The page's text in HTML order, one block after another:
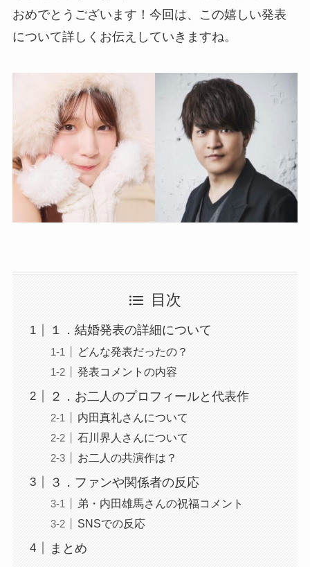
おめでとうございます！今回は、この嬉しい発表
について詳しくお伝えしていきますね。
目次
１．結婚発表の詳細について
どんな発表だったの？
発表コメントの内容
２．お二人のプロフィールと代表作
内田真礼さんについて
石川界人さんについて
お二人の共演作は？
３．ファンや関係者の反応
弟・内田雄馬さんの祝福コメント
SNSでの反応
まとめ